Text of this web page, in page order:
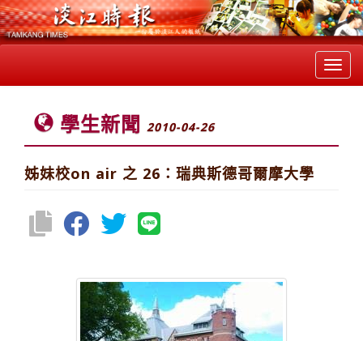
學生新聞 2010-04-26
姊妹校on air 之 26：瑞典斯德哥爾摩大學